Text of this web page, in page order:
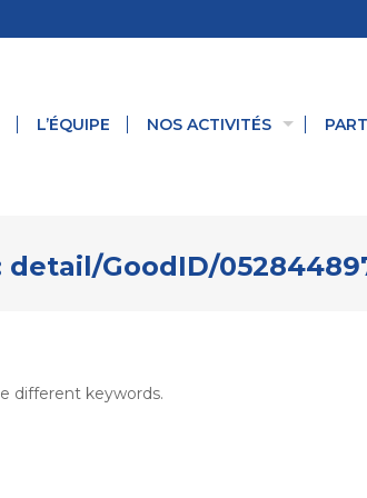
L’ÉQUIPE NOS ACTIVITÉS
detail/GoodID/
different keywords.